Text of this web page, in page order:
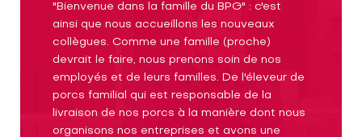
"Bienvenue dans la famille du BPG" : c'est
ainsi que nous accueillons les nouveaux
collègues. Comme une famille (proche)
devrait le faire, nous prenons soin de nos
employés et de leurs familles. De l'éleveur de
porcs familial qui est responsable de la
livraison de nos porcs à la manière dont nous
organisons nos entreprises et avons une